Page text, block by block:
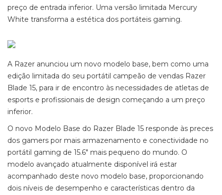
preço de entrada inferior. Uma versão limitada Mercury
White transforma a estética dos portáteis gaming.
A Razer anunciou um novo modelo base, bem como uma
edição limitada do seu portátil campeão de vendas Razer
Blade 15, para ir de encontro às necessidades de atletas de
esports e profissionais de design começando a um preço
inferior.
O novo Modelo Base do Razer Blade 15 responde às preces
dos gamers por mais armazenamento e conectividade no
portátil gaming de 15.6" mais pequeno do mundo. O
modelo avançado atualmente disponível irá estar
acompanhado deste novo modelo base, proporcionando
dois níveis de desempenho e características dentro da